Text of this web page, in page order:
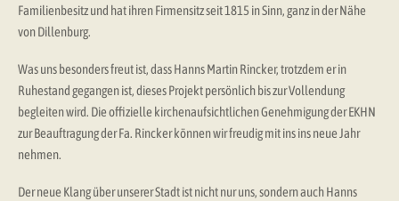
Familienbesitz und hat ihren Firmensitz seit 1815 in Sinn, ganz in der Nähe
von Dillenburg.
Was uns besonders freut ist, dass Hanns Martin Rincker, trotzdem er in
Ruhestand gegangen ist, dieses Projekt persönlich bis zur Vollendung
begleiten wird. Die offizielle kirchenaufsichtlichen Genehmigung der EKHN
zur Beauftragung der Fa. Rincker können wir freudig mit ins ins neue Jahr
nehmen.
Der neue Klang über unserer Stadt ist nicht nur uns, sondern auch Hanns